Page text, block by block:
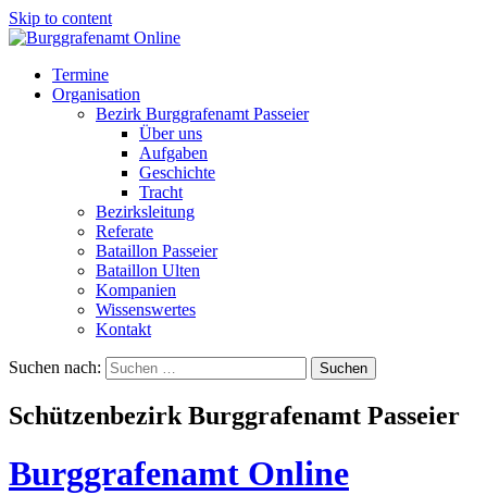
Skip to content
Termine
Organisation
Bezirk Burggrafenamt Passeier
Über uns
Aufgaben
Geschichte
Tracht
Bezirksleitung
Referate
Bataillon Passeier
Bataillon Ulten
Kompanien
Wissenswertes
Kontakt
Suchen nach:
Schützenbezirk Burggrafenamt Passeier
Burggrafenamt Online